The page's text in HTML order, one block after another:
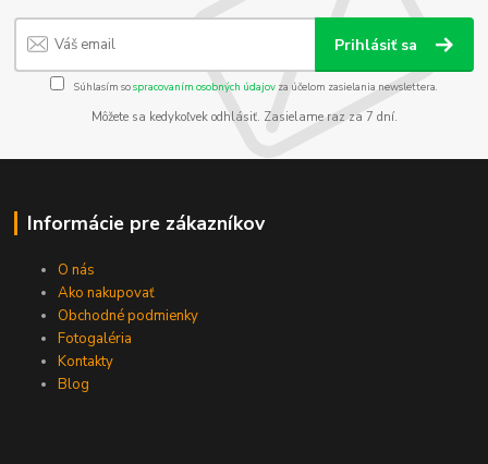
Prihlásiť sa
Súhlasím sospracovaním osobných údajov za účelom zasielania newslettera.
Môžete sa kedykoľvek odhlásiť. Zasielame raz za 7 dní.
Informácie pre zákazníkov
O nás
Ako nakupovať
Obchodné podmienky
Fotogaléria
Kontakty
Blog